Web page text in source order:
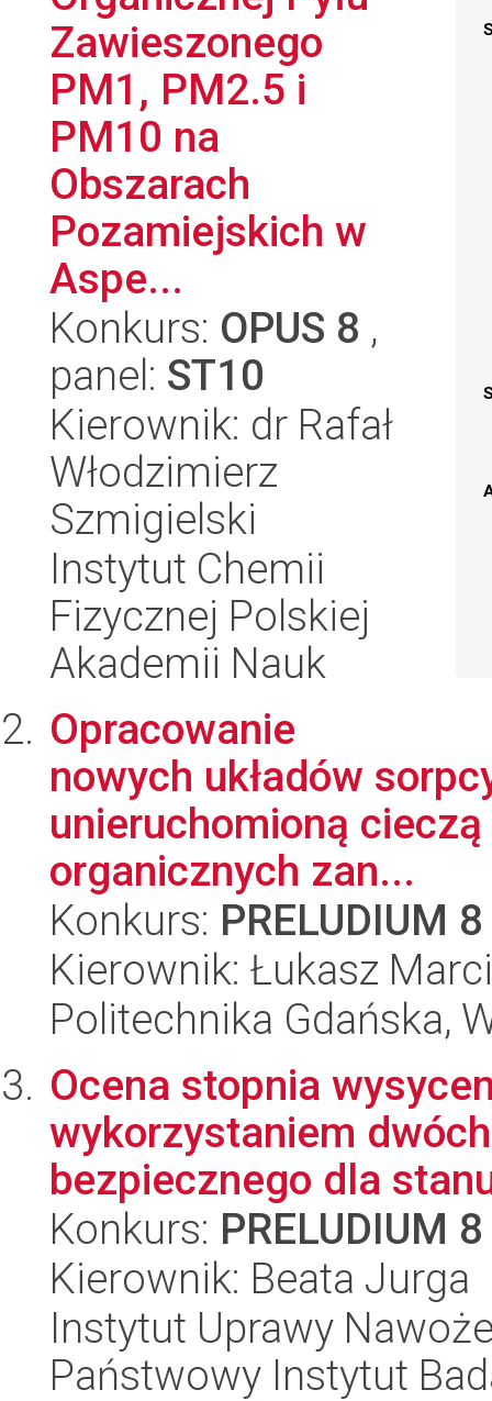
Zawieszonego
PM1, PM2.5 i
PM10 na
Obszarach
Pozamiejskich w
Aspe...
Konkurs: OPUS 8 ,
panel: ST10
Kierownik: dr Rafał
Włodzimierz
Szmigielski
Instytut Chemii
Fizycznej Polskiej
Akademii Nauk
Opracowanie
nowych układów
unieruchomioną
organicznych zan...
Konkurs: PRELUDIUM 8
Kierownik: Łukasz
Politechnika Gdańska,
Ocena stopnia
wykorzystaniem
bezpiecznego dla
Konkurs: PRELUDIUM 8
Kierownik: Beata Jurga
Instytut Uprawy
Państwowy Instytut